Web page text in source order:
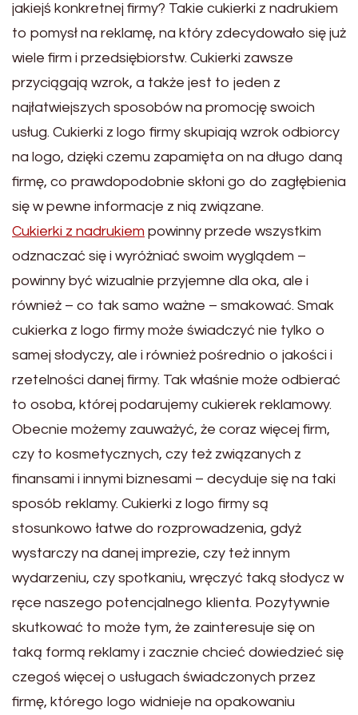
jakiejś konkretnej firmy? Takie cukierki z nadrukiem
to pomysł na reklamę, na który zdecydowało się już
wiele firm i przedsiębiorstw. Cukierki zawsze
przyciągają wzrok, a także jest to jeden z
najłatwiejszych sposobów na promocję swoich
usług. Cukierki z logo firmy skupiają wzrok odbiorcy
na logo, dzięki czemu zapamięta on na długo daną
firmę, co prawdopodobnie skłoni go do zagłębienia
się w pewne informacje z nią związane.
Cukierki z nadrukiem powinny przede wszystkim
odznaczać się i wyróżniać swoim wyglądem –
powinny być wizualnie przyjemne dla oka, ale i
również – co tak samo ważne – smakować. Smak
cukierka z logo firmy może świadczyć nie tylko o
samej słodyczy, ale i również pośrednio o jakości i
rzetelności danej firmy. Tak właśnie może odbierać
to osoba, której podarujemy cukierek reklamowy.
Obecnie możemy zauważyć, że coraz więcej firm,
czy to kosmetycznych, czy też związanych z
finansami i innymi biznesami – decyduje się na taki
sposób reklamy. Cukierki z logo firmy są
stosunkowo łatwe do rozprowadzenia, gdyż
wystarczy na danej imprezie, czy też innym
wydarzeniu, czy spotkaniu, wręczyć taką słodycz w
ręce naszego potencjalnego klienta. Pozytywnie
skutkować to może tym, że zainteresuje się on
taką formą reklamy i zacznie chcieć dowiedzieć się
czegoś więcej o usługach świadczonych przez
firmę, którego logo widnieje na opakowaniu